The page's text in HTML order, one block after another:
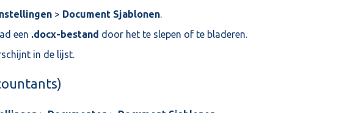
> Document Sjablonen.
een .docx-bestand door het te slepen of te bladeren.
in de lijst.